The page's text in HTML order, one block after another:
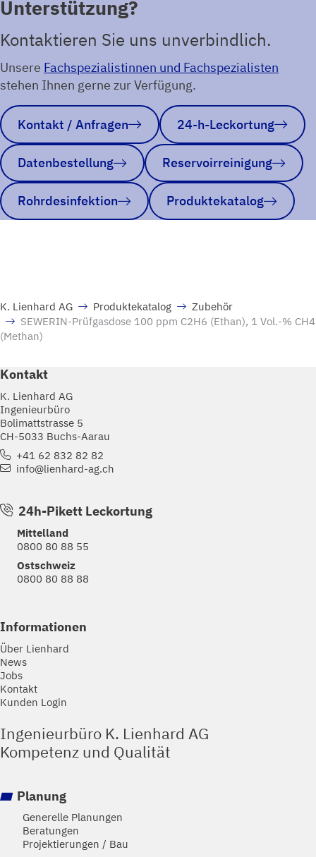
Unterstützung?
Kontaktieren Sie uns unverbindlich.
Unsere Fachspezialistinnen und Fachspezialisten
stehen Ihnen gerne zur Verfügung.
Kontakt / Anfragen 24-h-Leckortung
Datenbestellung Reservoirreinigung
Rohrdesinfektion Produktekatalog
K. Lienhard AG Produktekatalog
Zubehör
SEWERIN-Prüfgasdose 100 ppm C2H6 (Ethan), 1 Vol.-% CH4
(Methan)
Kontakt
K. Lienhard AG
Ingenieurbüro
Bolimattstrasse 5
CH-5033 Buchs-Aarau
+41 62 832 82 82
info@lienhard-ag.ch
24h-Pikett Leckortung
Mittelland
0800 80 88 55
Ostschweiz
0800 80 88 88
Informationen
Über Lienhard
News
Jobs
Kontakt
Kunden Login
Ingenieurbüro K. Lienhard AG
Kompetenz und Qualität
Planung
Generelle Planungen
Beratungen
Projektierungen / Bau